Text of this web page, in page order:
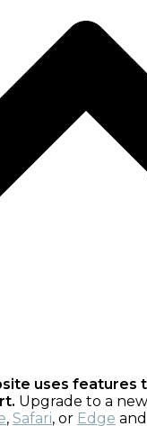
uses features
Upgrade to a
, Safari, or Edge